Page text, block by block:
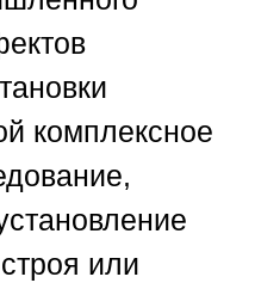
комплексное
или